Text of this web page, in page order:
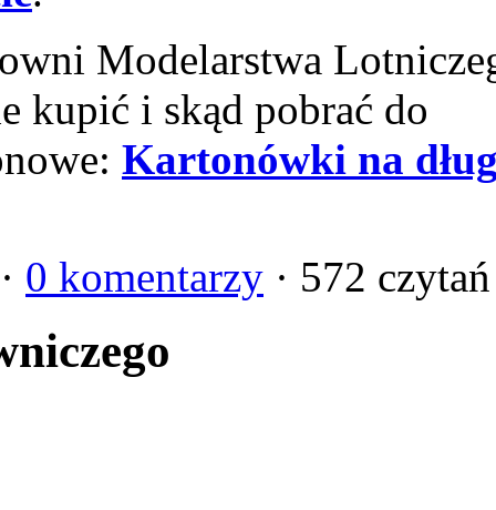
Modelarstwa
kupić i skąd pobrać do
Kartonówki na
0 komentarzy · 572 czytań